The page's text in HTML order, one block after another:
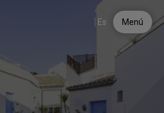
Es Menú
Utopía Benalup-Casas Viejas